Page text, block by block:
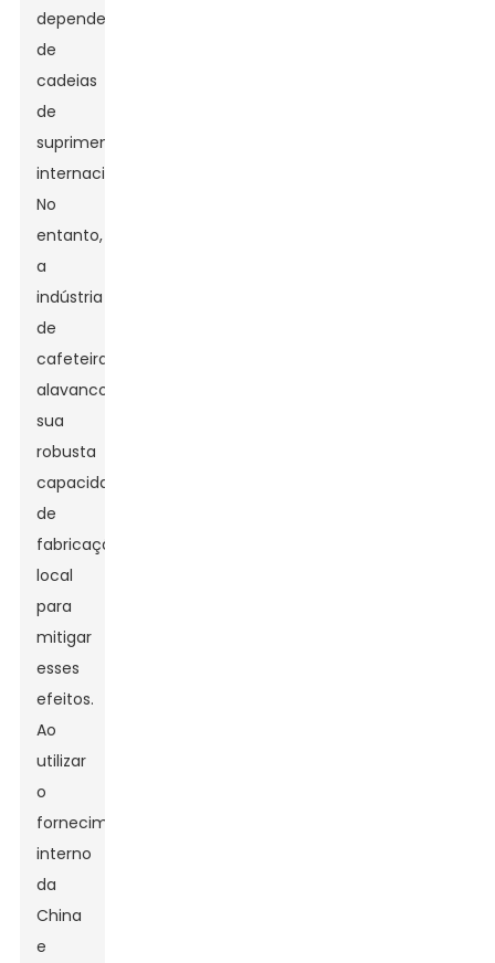
dependem
de
cadeias
de
suprimentos
internacionais.
No
entanto,
a
indústria
de
cafeteiras
alavancou
sua
robusta
capacidade
de
fabricação
local
para
mitigar
esses
efeitos.
Ao
utilizar
o
fornecimento
interno
da
China
e